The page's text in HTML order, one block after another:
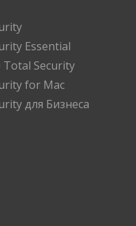
Essential
Security
for Mac
для Бизнеса